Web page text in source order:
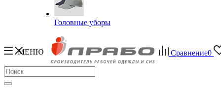
Головные уборы
МЕНЮ Сравнение0